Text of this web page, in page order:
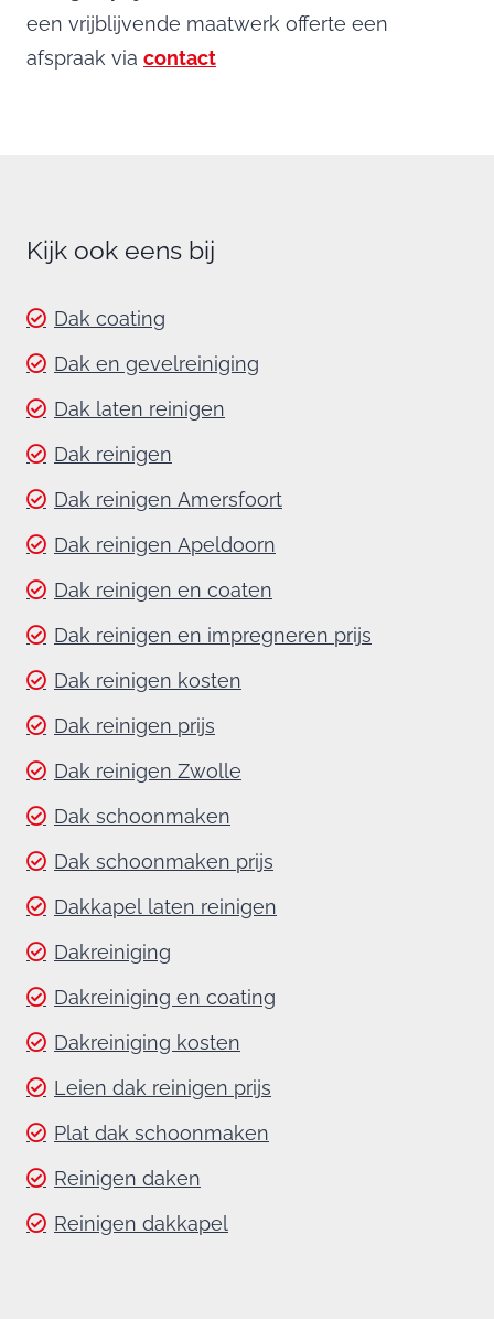
een vrijblijvende maatwerk offerte een
afspraak via contact
Kijk ook eens bij
Dak coating
Dak en gevelreiniging
Dak laten reinigen
Dak reinigen
Dak reinigen Amersfoort
Dak reinigen Apeldoorn
Dak reinigen en coaten
Dak reinigen en impregneren prijs
Dak reinigen kosten
Dak reinigen prijs
Dak reinigen Zwolle
Dak schoonmaken
Dak schoonmaken prijs
Dakkapel laten reinigen
Dakreiniging
Dakreiniging en coating
Dakreiniging kosten
Leien dak reinigen prijs
Plat dak schoonmaken
Reinigen daken
Reinigen dakkapel